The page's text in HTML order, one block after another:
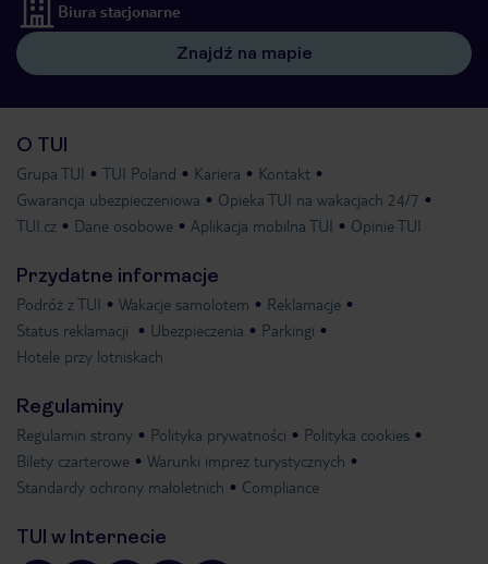
Biura stacjonarne
Znajdź na mapie
O TUI
Grupa TUI TUI Poland Kariera
Kontakt
Gwarancja ubezpieczeniowa
Opieka TUI na wakacjach 24/7
TUI.cz
Dane osobowe Aplikacja mobilna TUI Opinie TUI
Przydatne informacje
Podróż z TUI Wakacje samolotem
Reklamacje
Status reklamacji
Ubezpieczenia
Parkingi
Hotele przy lotniskach
Regulaminy
Regulamin strony Polityka prywatności
Polityka cookies
Bilety czarterowe
Warunki imprez turystycznych
Standardy ochrony małoletnich
Compliance
TUI w Internecie